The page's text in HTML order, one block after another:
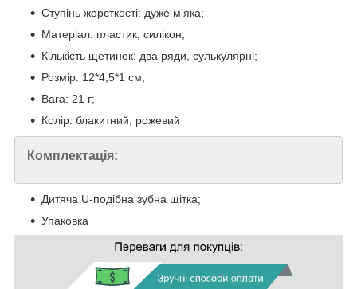
Ступінь жорсткості: дуже м'яка;
Матеріал: пластик, силікон;
Кількість щетинок: два ряди, сулькулярні;
Розмір: 12*4,5*1 см;
Вага: 21 г;
Колір: блакитний, рожевий
Комплектація:
Дитяча U-подібна зубна щітка;
Упаковка